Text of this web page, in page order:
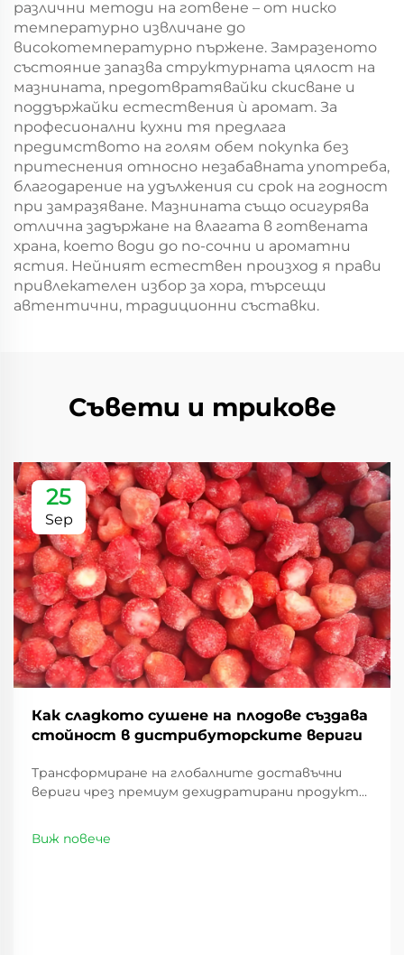
различни методи на готвене – от ниско
температурно извличане до
високотемпературно пържене. Замразеното
състояние запазва структурната цялост на
мазнината, предотвратявайки скисване и
поддържайки естествения ѝ аромат. За
професионални кухни тя предлага
предимството на голям обем покупка без
притеснения относно незабавната употреба,
благодарение на удължения си срок на годност
при замразяване. Мазнината също осигурява
отлична задържане на влагата в готвената
храна, което води до по-сочни и ароматни
ястия. Нейният естествен произход я прави
привлекателен избор за хора, търсещи
автентични, традиционни съставки.
Съвети и трикове
25
Sep
Как сладкото сушене на плодове създава
стойност в дистрибуторските вериги
Трансформиране на глобалните доставъчни
вериги чрез премиум дехидратирани продукти.
стоки се е променил значително през
последните години, като сладките суши
Виж повече